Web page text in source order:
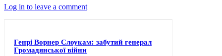
Log in to leave a comment
Генрі Ворнер Слоукам: забутий генерал
Громадянської війни